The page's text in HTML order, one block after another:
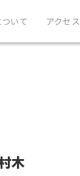
いて アクセス
木